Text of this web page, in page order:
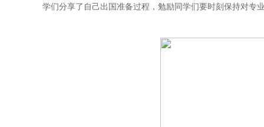
学们分享了自己出国准备过程，勉励同学们要时刻保持对专